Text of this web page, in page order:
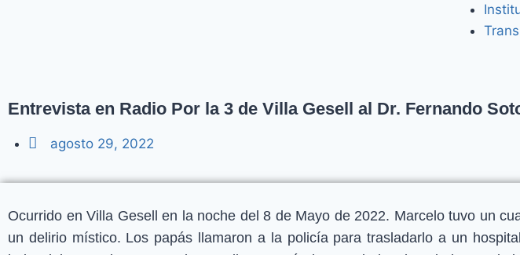
Entrevista en Radio Por la 3 de Villa Gesell al Dr. Fernando
agosto 29, 2022
Ocurrido en Villa Gesell en la noche del 8 de Mayo de 2022. Marcelo tuvo un
un delirio místico. Los papás llamaron a la policía para trasladarlo a un